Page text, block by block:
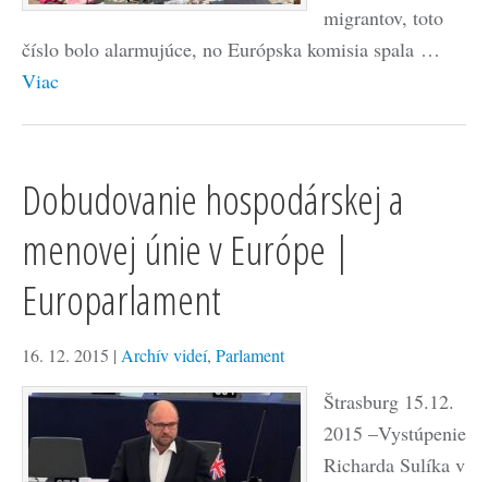
migrantov, toto
číslo bolo alarmujúce, no Európska komisia spala …
Viac
Dobudovanie hospodárskej a
menovej únie v Európe |
Europarlament
16. 12. 2015 | Archív videí, Parlament
Štrasburg 15.12.
2015 –Vystúpenie
Richarda Sulíka v